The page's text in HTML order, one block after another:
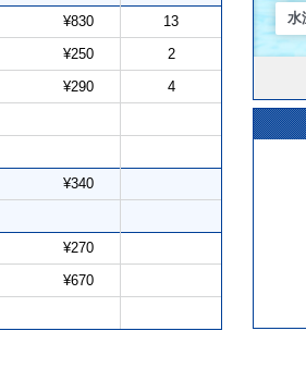
¥830 13
¥250 2
¥290 4
¥340
¥270
¥670
水